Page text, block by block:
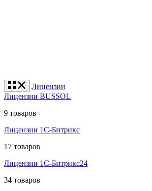
Лицензии
Лицензии BUSSOL
9 товаров
Лицензии 1С-Битрикс
17 товаров
Лицензии 1С-Битрикс24
34 товаров